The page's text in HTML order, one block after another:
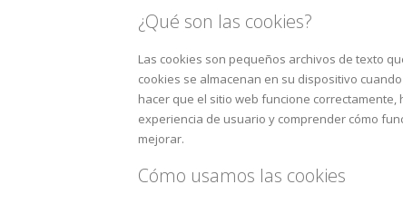
¿Qué son las cookies?
Las cookies son pequeños archivos de texto
cookies se almacenan en su dispositivo
hacer que el sitio web funcione
experiencia de usuario y comprender cómo
mejorar.
Cómo usamos las cookies